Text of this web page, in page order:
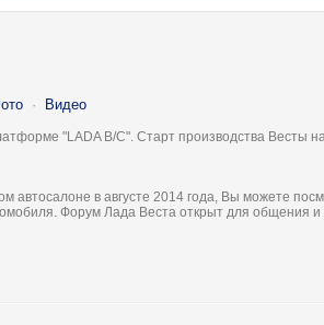
· Видео
"LADA B/C". Старт производства Весты
автосалоне в августе 2014 года, Вы можете
Форум Лада Веста открыт для общения